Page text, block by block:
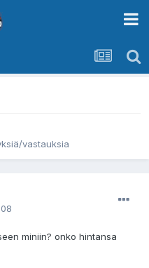
vastauksia
miniin? onko hintansa